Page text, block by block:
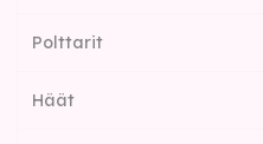
Polttarit
Häät